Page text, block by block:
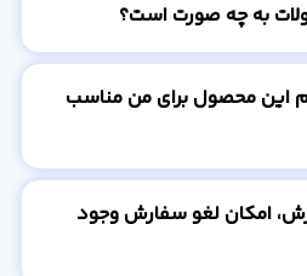
به چه صورت است؟
این محصول برای من مناسب
امکان لغو سفارش وجود